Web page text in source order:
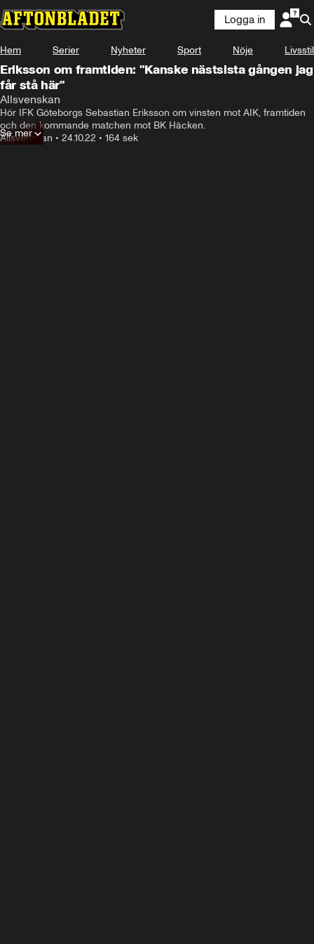
Laddar ...
Logga in
Hem Serier Nyheter Sport Nöje Livsstil
Eriksson om framtiden: "Kanske nästsista gången jag
får stå här"
Allsvenskan
Hör IFK Göteborgs Sebastian Eriksson om vinsten mot AIK, framtiden
och den kommande matchen mot BK Häcken.
Allsvenskan • 24.10.22 • 164 sek
Se mer